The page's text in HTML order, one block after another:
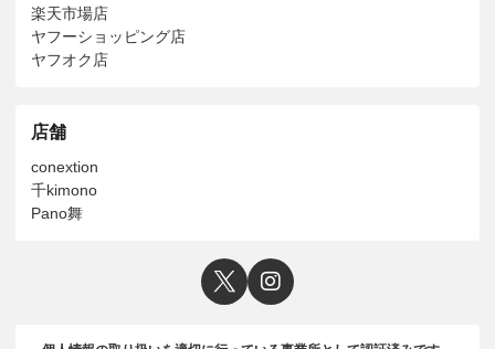
楽天市場店
ヤフーショッピング店
ヤフオク店
店舗
conextion
千kimono
Pano舞